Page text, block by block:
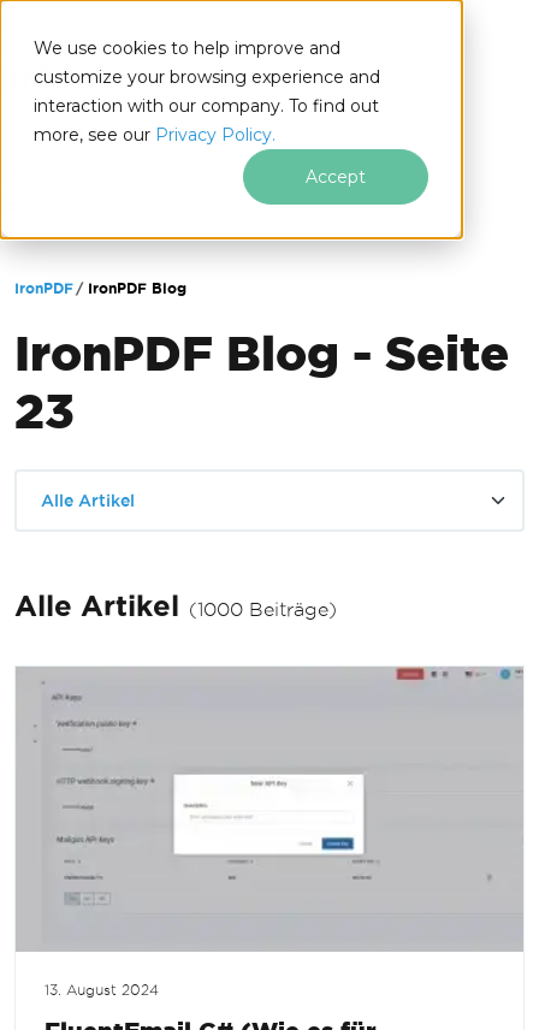
We use cookies to help improve and
customize your browsing experience and
interaction with our company. To find out
more, see our Privacy Policy.
Accept
.NET
Zum Fußzeileninhalt springen
IronPDF IronPDF Blog
IronPDF Blog - Seite
23
Alle Artikel
Alle Artikel (1000 Beiträge)
13. August 2024